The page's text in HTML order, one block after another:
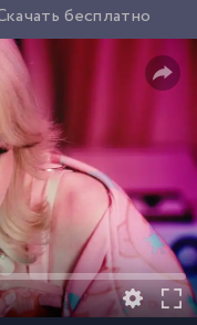
бесплатно